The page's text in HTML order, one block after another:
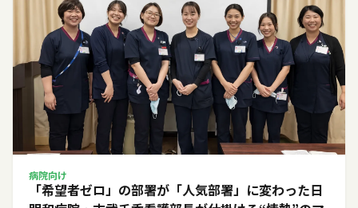
病院向け
「希望者ゼロ」の部署が「人気部署」に変わった日――